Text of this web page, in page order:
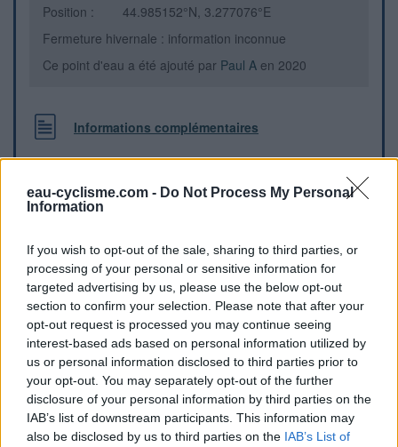
eau-cyclisme.com - Do Not Process My Personal
Information
If you wish to opt-out of the sale, sharing to third parties, or
processing of your personal or sensitive information for
targeted advertising by us, please use the below opt-out
section to confirm your selection. Please note that after your
opt-out request is processed you may continue seeing
interest-based ads based on personal information utilized by
us or personal information disclosed to third parties prior to
your opt-out. You may separately opt-out of the further
disclosure of your personal information by third parties on the
IAB’s list of downstream participants. This information may
also be disclosed by us to third parties on the IAB’s List of
Position :
44.985152°N, 3.277076°E
Fermeture hivernale : information inconnue
Ce point d'eau a été ajouté par Paul A en 2020
Informations complémentaires
Toilettes avec robinet situées en contrebas de la route à